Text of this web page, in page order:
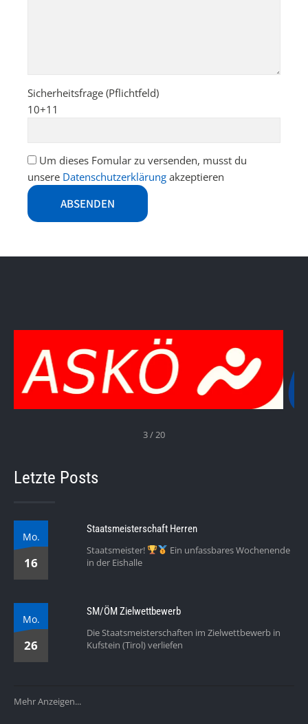
Sicherheitsfrage (Pflichtfeld)
10+11
Um dieses Fomular zu versenden, musst du
unsere Datenschutzerklärung akzeptieren
3 / 20
Letzte Posts
Mo.
16
Staatsmeisterschaft Herren
Staatsmeister!
Ein unfassbares Wochenende
in der Eishalle
Mo.
26
SM/ÖM Zielwettbewerb
Die Staatsmeisterschaften im Zielwettbewerb in
Kufstein (Tirol) verliefen
Mehr Anzeigen...